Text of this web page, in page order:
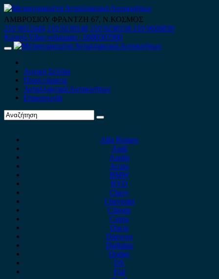
Skip
to
content
ΑΜΒΡΟΣΙΟΥ ΦΡΑΝΤΖΗ 67, Ν.ΚΟΣΜΟΣ
210 9012444 210 9239148 210 9238158 210 9026839
Κινητό-Viber-whatsapp : 6980507900
Primary
Αρχική Σελίδα
Ποιοί είμαστε
Ανταλλακτικά Αυτοκινήτων
Επικοινωνία
Alfa Romeo
Audi
Austin
Acura
BMW
BYD
Chery
Chevrolet
Citroen
Cupra
Dacia
Daewoo
Daihatsu
Dodge
DS
Fiat